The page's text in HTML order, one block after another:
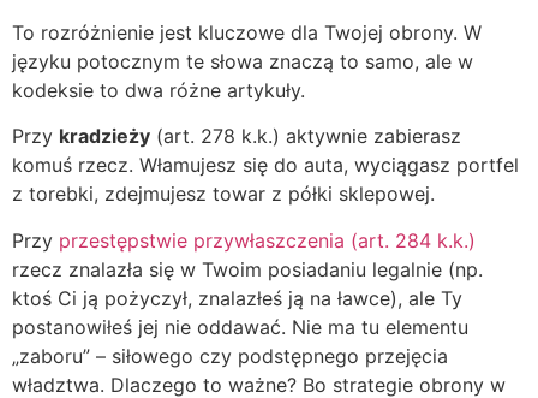
To rozróżnienie jest kluczowe dla Twojej obrony. W
języku potocznym te słowa znaczą to samo, ale w
kodeksie to dwa różne artykuły.
Przy kradzieży (art. 278 k.k.) aktywnie zabierasz
komuś rzecz. Włamujesz się do auta, wyciągasz portfel
z torebki, zdejmujesz towar z półki sklepowej.
Przy przestępstwie przywłaszczenia (art. 284 k.k.)
rzecz znalazła się w Twoim posiadaniu legalnie (np.
ktoś Ci ją pożyczył, znalazłeś ją na ławce), ale Ty
postanowiłeś jej nie oddawać. Nie ma tu elementu
„zaboru” – siłowego czy podstępnego przejęcia
władztwa. Dlaczego to ważne? Bo strategie obrony w